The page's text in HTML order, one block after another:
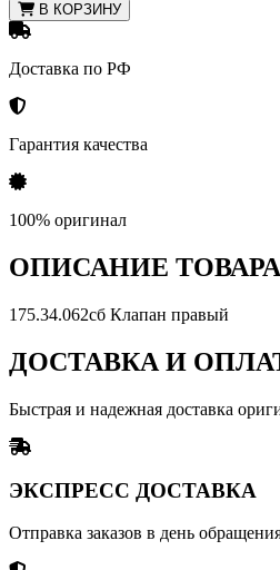
В КОРЗИНУ
Доставка по РФ
Гарантия качества
100% оригинал
ОПИСАНИЕ ТОВАРА
175.34.062сб Клапан правый
ДОСТАВКА И
Быстрая и надежная доставка
ЭКСПРЕСС ДОСТАВКА
Отправка заказов в день